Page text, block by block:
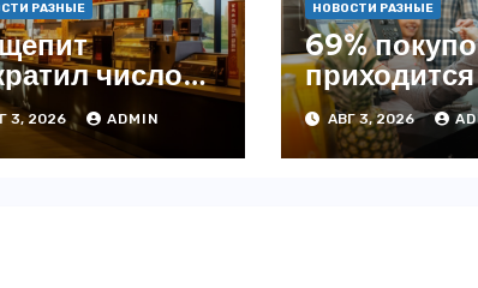
РАЗНЫЕ
число
на
с начала
— INFOLine
3, 2026 ADMIN
НОВОСТИ РАЗНЫЕ
69%
офлайн —
аналитика
АВГ 3, 2026